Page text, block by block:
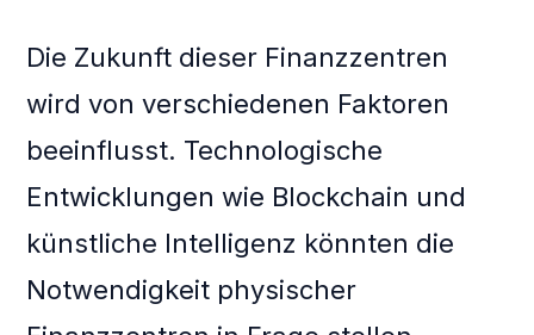
Die Zukunft dieser Finanzzentren
wird von verschiedenen Faktoren
beeinflusst. Technologische
Entwicklungen wie Blockchain und
künstliche Intelligenz könnten die
Notwendigkeit physischer